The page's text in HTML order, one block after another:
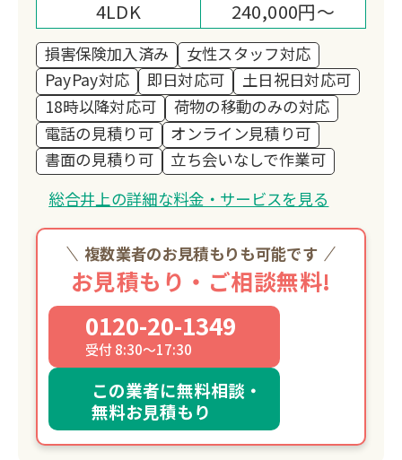
4LDK 240,000円～
損害保険加入済み
女性スタッフ対応
PayPay対応
即日対応可
土日祝日対応可
18時以降対応可
荷物の移動のみの対応
電話の見積り可
オンライン見積り可
書面の見積り可
立ち会いなしで作業可
総合井上の詳細な料金・サービスを見る
複数業者のお見積もりも可能です
お見積もり・ご相談無料!
0120-20-1349
受付 8:30～17:30
この業者に無料相談・
無料お見積もり